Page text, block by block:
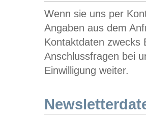
Wenn sie uns per
Angaben aus dem
Kontaktdaten zwecks
Anschlussfragen bei
Einwilligung weiter.